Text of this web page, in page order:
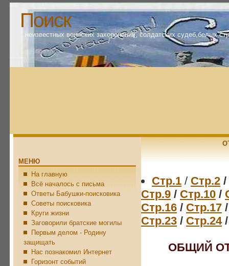
Поиск
неизвестных воинских захоронений, солдатских судеб,белых
МЕНЮ
На главную
Всё началось с письма
Ответы Бабушки-поисковика
Советы поисковика
Круги жизни
Заговорили братские могилы
Первым делом - Родину
защищать
Нас познакомил Интернет
Горизонт событий
Стр.1 / Стр.2 /
Стр.9 / Стр.10 /
Стр.16 / Стр.17 /
Стр.23 / Стр.24/
ОБЩИЙ